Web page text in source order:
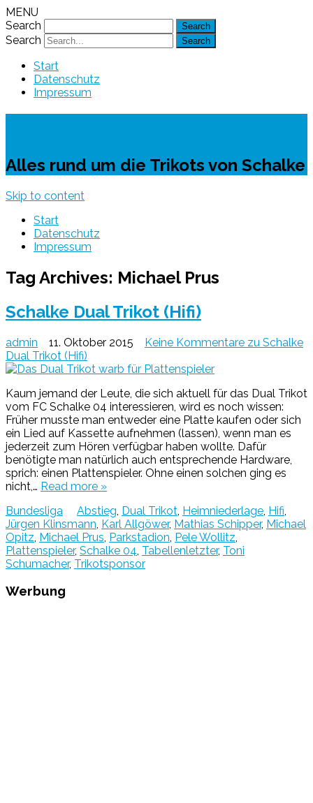
MENU
Search
Search
Start
Datenschutz
Impressum
Alles rund um die Trikots von Schalke
Skip to content
Start
Datenschutz
Impressum
Tag Archives: Michael Prus
Schalke Dual Trikot (Hifi)
admin 11. Oktober 2015 Keine Kommentare zu Schalke
Dual Trikot (Hifi)
Kaum jemand der Leute, die sich aktuell für das Dual Trikot
vom FC Schalke 04 interessieren, wird es noch wissen:
Früher musste man entweder eine Platte kaufen oder sich
ein Lied auf Kassette aufnehmen (lassen), wenn man es
jederzeit zum Hören verfügbar haben wollte. Dafür
benötigte man natürlich auch entsprechende Hardware,
sprich: einen Plattenspieler. Ohne einen solchen ging es
nicht,… Read more »
Bundesliga
Abstieg Dual Trikot Heimniederlage Hifi
Jürgen Klinsmann Karl Allgöwer, Mathias Schipper, Michael
Opitz Michael Prus Parkstadion Pele Wollitz
Plattenspieler, Schalke 04 Tabellenletzter, Toni
Schumacher, Trikotsponsor
Werbung